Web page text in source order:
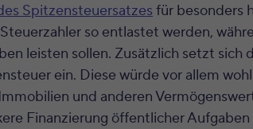
Spitzensteuersatzes für besonders
so entlastet werden,
leisten sollen. Zusätzlich setzt sich
ein. Diese würde vor allem
und anderen
Finanzierung öffentlicher